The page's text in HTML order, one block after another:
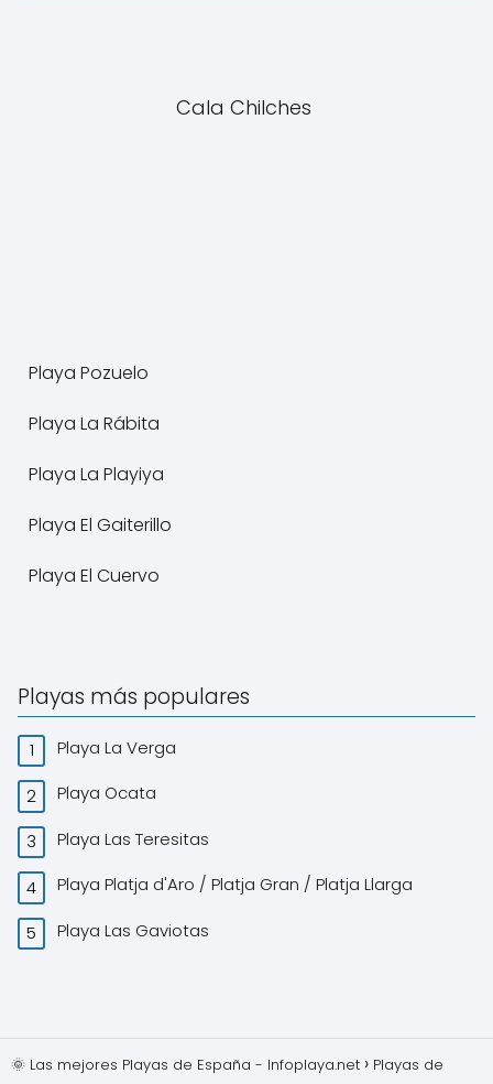
Cala Chilches
Playa Pozuelo
Playa La Rábita
Playa La Playiya
Playa El Gaiterillo
Playa El Cuervo
Playas más populares
Playa La Verga
Playa Ocata
Playa Las Teresitas
Playa Platja d'Aro / Platja Gran / Platja Llarga
Playa Las Gaviotas
🌞 Las mejores Playas de España - Infoplaya.net
Playas de